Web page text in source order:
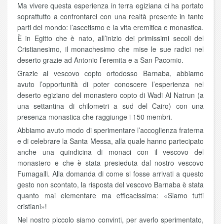
Ma vivere questa esperienza in terra egiziana ci ha portato
soprattutto a confrontarci con una realtà presente in tante
parti del mondo: l’ascetismo e la vita eremitica e monastica.
È in Egitto che è nato, all’inizio dei primissimi secoli del
Cristianesimo, il monachesimo che mise le sue radici nel
deserto grazie ad Antonio l’eremita e a San Pacomio.
Grazie al vescovo copto ortodosso Barnaba, abbiamo
avuto l’opportunità di poter conoscere l’esperienza nel
deserto egiziano del monastero copto di Wadi Al Natrun (a
una settantina di chilometri a sud del Cairo) con una
presenza monastica che raggiunge i 150 membri.
Abbiamo avuto modo di sperimentare l’accoglienza fraterna
e di celebrare la Santa Messa, alla quale hanno partecipato
anche una quindicina di monaci con il vescovo del
monastero e che è stata presieduta dal nostro vescovo
Fumagalli. Alla domanda di come si fosse arrivati a questo
gesto non scontato, la risposta del vescovo Barnaba è stata
quanto mai elementare ma efficacissima: «Siamo tutti
cristiani»!
Nel nostro piccolo siamo convinti, per averlo sperimentato,